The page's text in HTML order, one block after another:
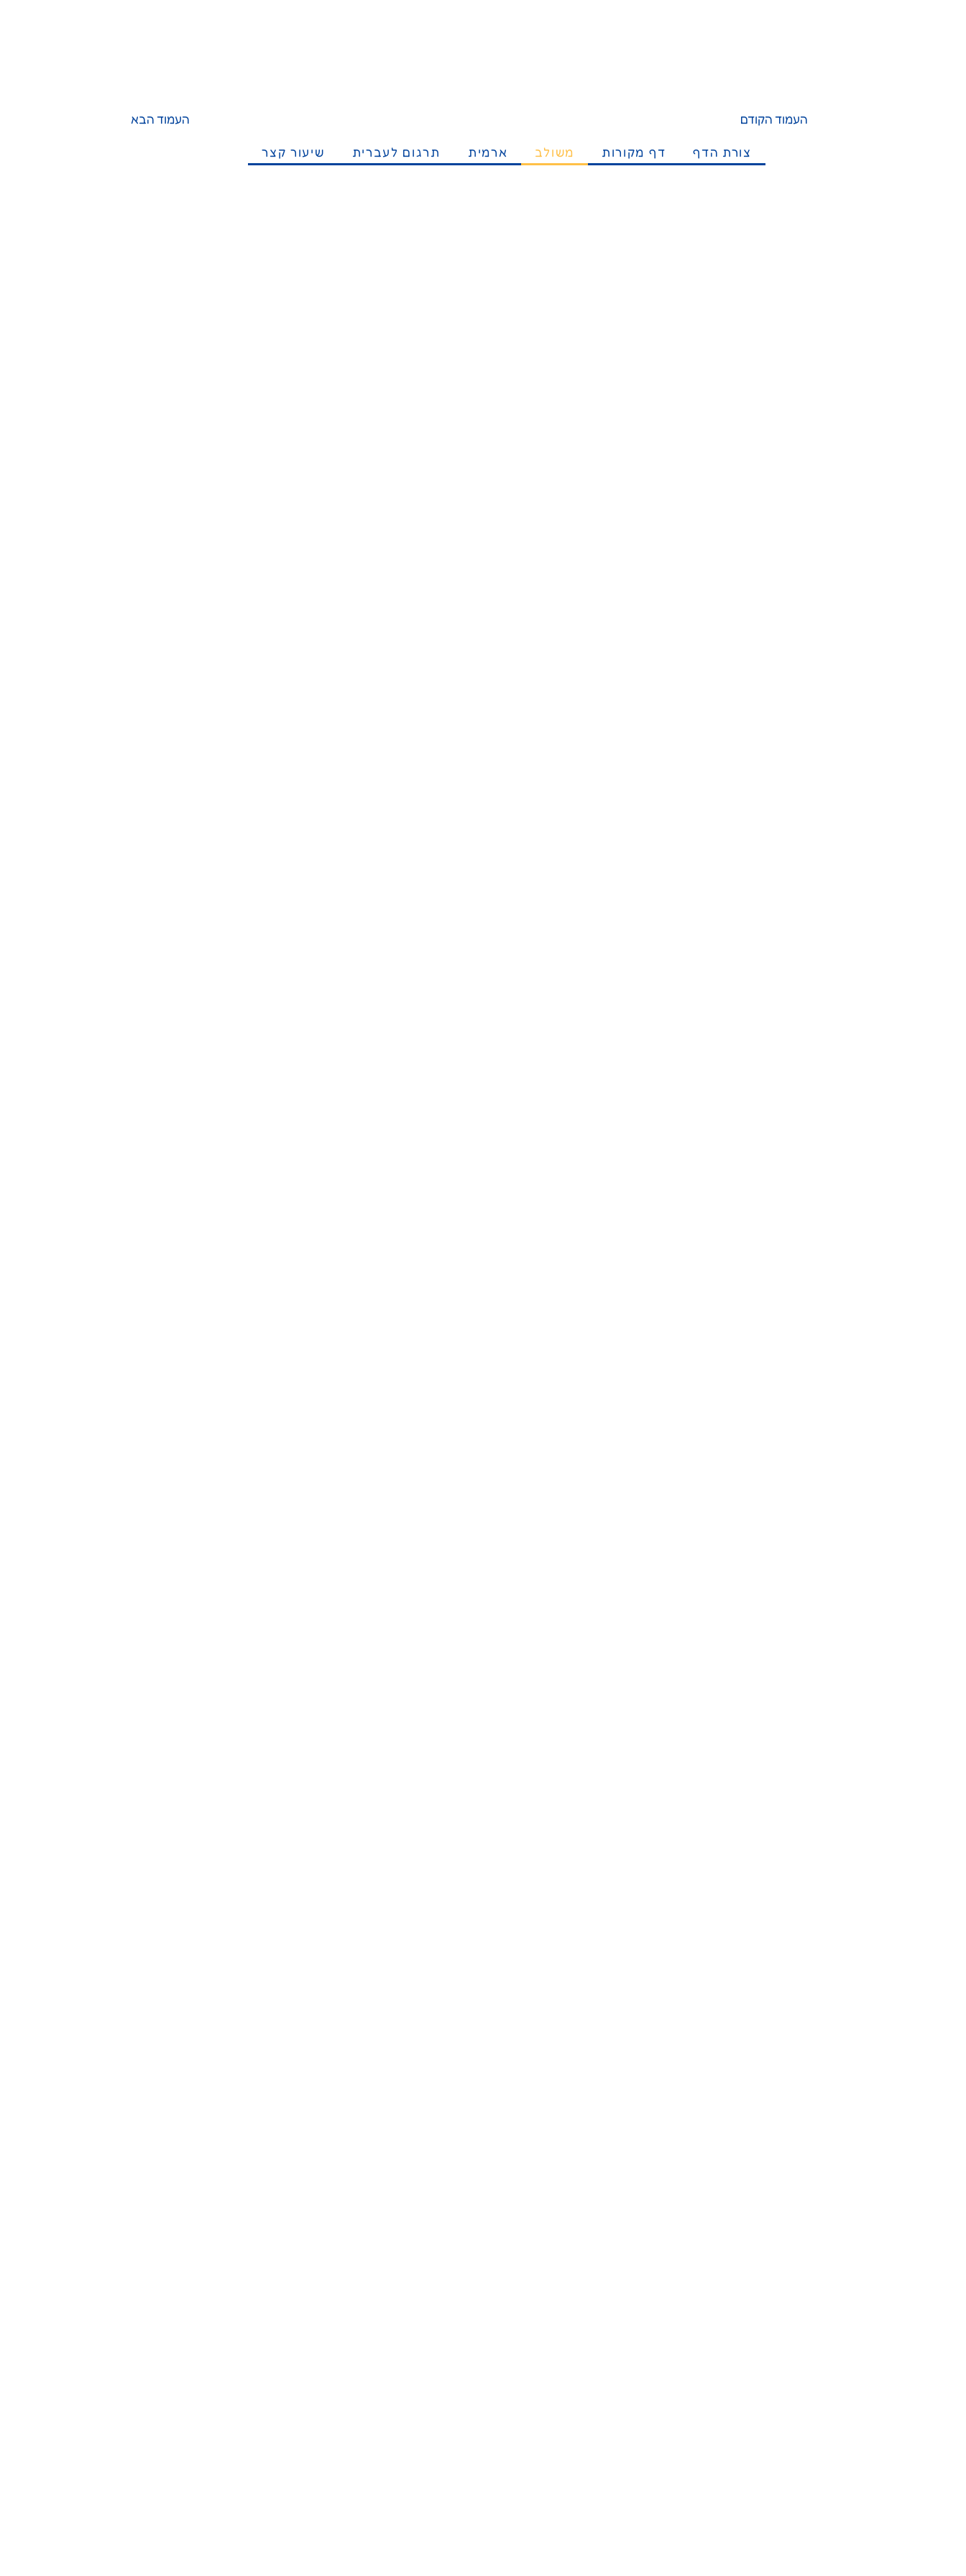
העמוד הבא העמוד הקודם
צורת הדף דף מקורות משולב ארמית תרגום לעברית שיעור קצר